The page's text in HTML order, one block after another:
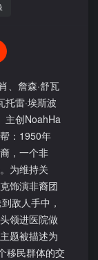
、詹森·舒瓦
托雷·埃斯波
主创NoahHa
：1950年
，一个非
为维持关
饰演非裔团
敌人手中，
领进医院做
题被描述为
移民群体的交